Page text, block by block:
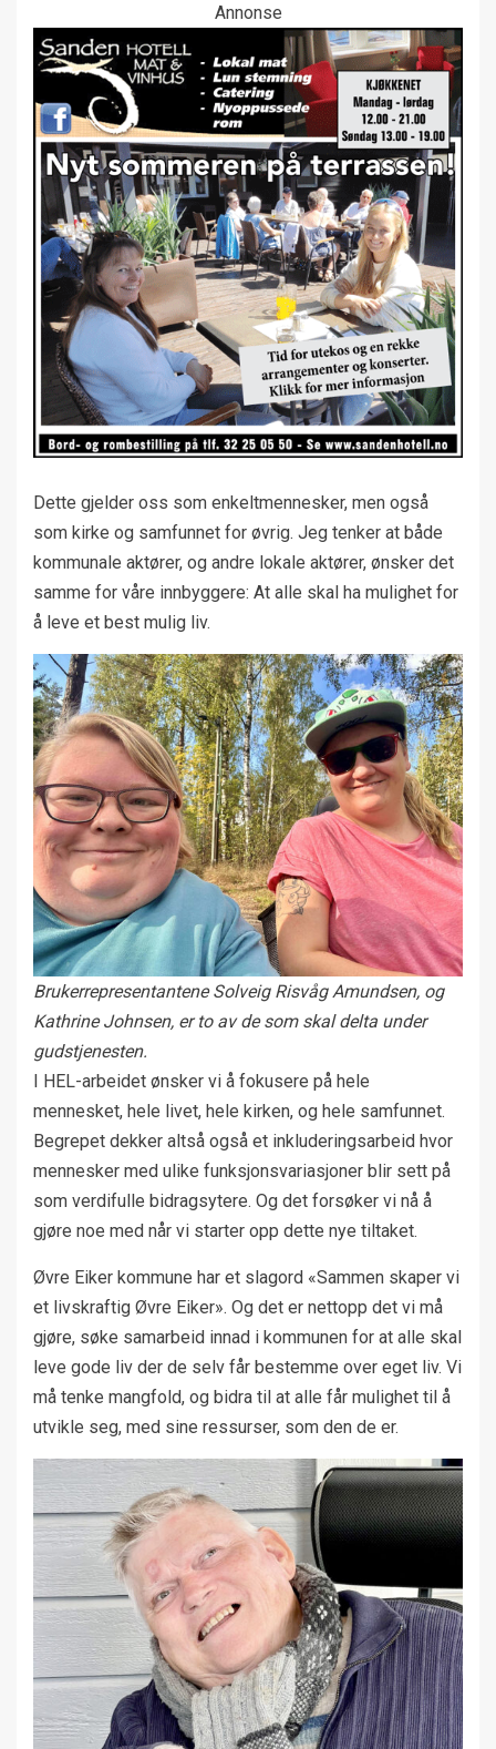
Annonse
Dette gjelder oss som enkeltmennesker, men også
som kirke og samfunnet for øvrig. Jeg tenker at både
kommunale aktører, og andre lokale aktører, ønsker det
samme for våre innbyggere: At alle skal ha mulighet for
å leve et best mulig liv.
Brukerrepresentantene Solveig Risvåg Amundsen, og
Kathrine Johnsen, er to av de som skal delta under
gudstjenesten.
I HEL-arbeidet ønsker vi å fokusere på hele
mennesket, hele livet, hele kirken, og hele samfunnet.
Begrepet dekker altså også et inkluderingsarbeid hvor
mennesker med ulike funksjonsvariasjoner blir sett på
som verdifulle bidragsytere. Og det forsøker vi nå å
gjøre noe med når vi starter opp dette nye tiltaket.
Øvre Eiker kommune har et slagord «Sammen skaper vi
et livskraftig Øvre Eiker». Og det er nettopp det vi må
gjøre, søke samarbeid innad i kommunen for at alle skal
leve gode liv der de selv får bestemme over eget liv. Vi
må tenke mangfold, og bidra til at alle får mulighet til å
utvikle seg, med sine ressurser, som den de er.